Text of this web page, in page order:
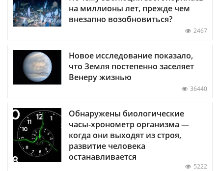
на миллионы лет, прежде чем
внезапно возобновиться?
2467
Новое исследование показало,
что Земля постепенно заселяет
Венеру жизнью
36440
Обнаружены биологические
часы-хронометр организма —
когда они выходят из строя,
развитие человека
останавливается
5222